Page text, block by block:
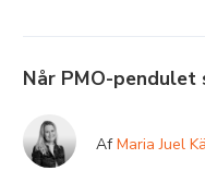
Når PMO-pendulet
AfMaria Juel